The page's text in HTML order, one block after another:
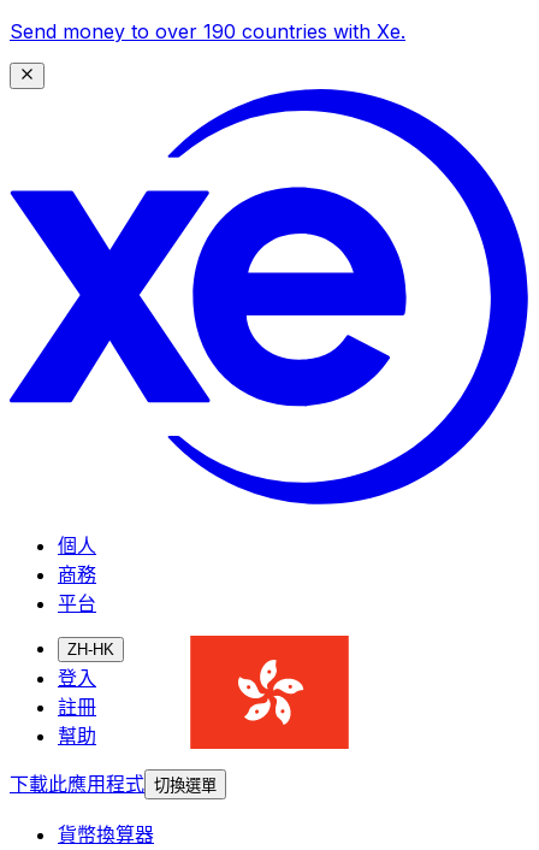
Send money to over 190 countries with Xe.
個人
商務
平台
ZH-HK
登入
註冊
幫助
下載此應用程式 切換選單
貨幣換算器